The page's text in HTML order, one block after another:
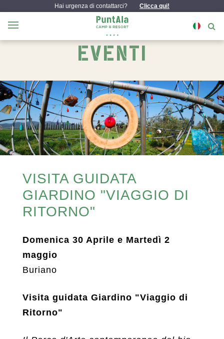
Hai urgenza di contattarci? Clicca qui!
EVENTI
VISITA GUIDATA
GIARDINO "VIAGGIO DI
RITORNO"
Domenica 30 Aprile e Martedì 2
maggio
Buriano
Visita guidata Giardino "Viaggio di
Ritorno"